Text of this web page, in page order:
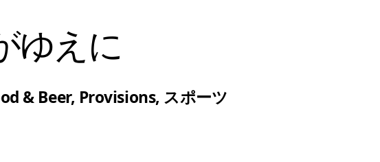
ゆえに
& Beer, Provisions, スポーツ